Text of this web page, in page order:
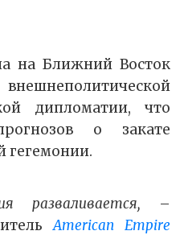
на Ближний Восток
дипломатии, что
о закате
гегемонии.
разваливается, –
American Empire